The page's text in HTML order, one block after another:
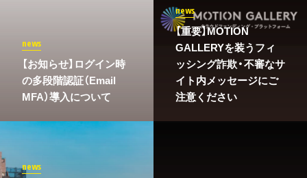
news
​【お知らせ】ログイン時
の多段階認証（Email
MFA）導入について
news
【重要】MOTION
GALLERYを装うフィ
ッシング詐欺・不審なサ
イト内メッセージにご
注意ください
news